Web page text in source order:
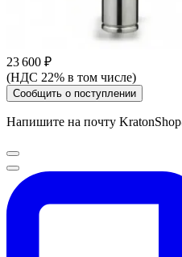
23 600 ₽
(НДС 22% в том числе)
Сообщить о поступлении
Напишите на почту